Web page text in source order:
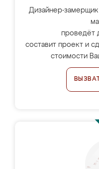
Дизайнер-
проведёт
составит проект и
стоимости